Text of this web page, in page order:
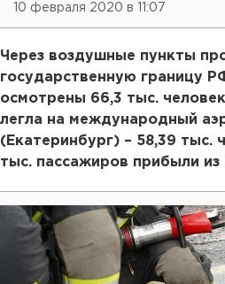
10 февраля 2020 в 11:07
Через воздушные пункты
государственную границу
осмотрены 66,3 тыс.
легла на международный
(Екатеринбург) – 58,39 тыс.
тыс. пассажиров прибыли из